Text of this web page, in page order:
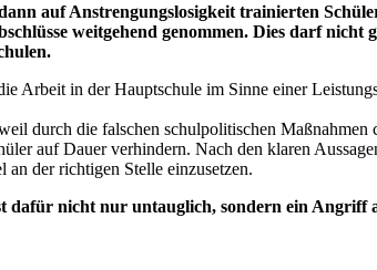
auf Anstrengungslosigkeit trainierten
weitgehend genommen. Dies darf nicht
Arbeit in der Hauptschule im Sinne einer
durch die falschen schulpolitischen
auf Dauer verhindern. Nach den klaren
der richtigen Stelle einzusetzen.
dafür nicht nur untauglich, sondern ein Angriff